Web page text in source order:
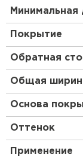
Минимальная
Покрытие
Обратная
Общая
Основа
Оттенок
Применение